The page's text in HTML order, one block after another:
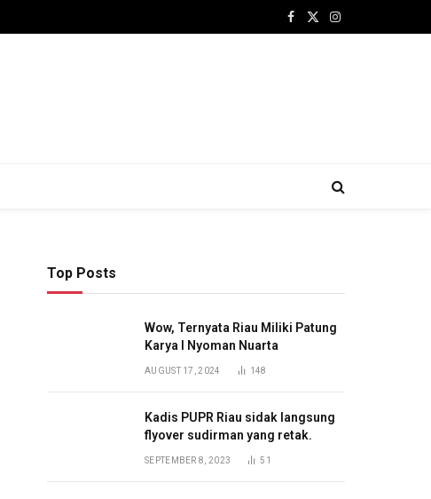
Facebook
X
Instagram
Top Posts
Wow, Ternyata Riau Miliki Patung
Karya I Nyoman Nuarta
AUGUST 17, 2024 148
Kadis PUPR Riau sidak langsung
flyover sudirman yang retak.
SEPTEMBER 8, 2023 51